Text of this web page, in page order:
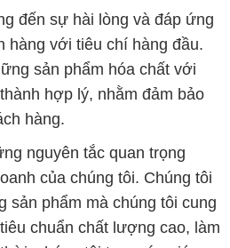
đến sự hài lòng và đáp ứng
hàng với tiêu chí hàng đầu.
sản phẩm hóa chất với
hợp lý, nhằm đảm bảo
hàng.
nguyên tắc quan trọng
của chúng tôi. Chúng tôi
sản phẩm mà chúng tôi cung
chuẩn chất lượng cao, làm